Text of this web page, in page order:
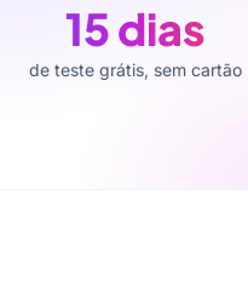
15 dias
de teste grátis, sem cartão